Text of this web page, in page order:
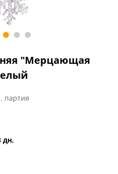
"Мерцающая
партия
дн.